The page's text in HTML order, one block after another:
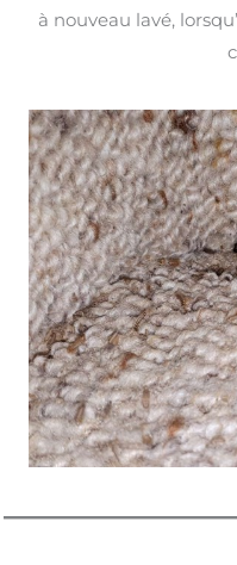
à nouveau lavé,